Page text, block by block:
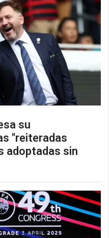
su
"reiteradas
adoptadas sin